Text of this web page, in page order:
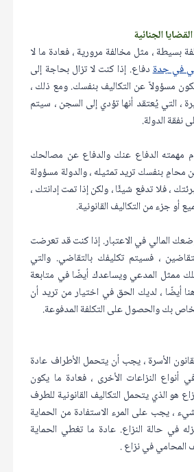
الجنائية
بسيطة ، مثل مخالفة مرورية ، فعادة ما لا
في جدةدفاع. إذا كنت لا تزال بحاجة إلى
مسؤولاً عن التكاليف بنفسك. ومع ذلك ،
، التي يُعتقد أنها تؤدي إلى السجن ، سيتم
الدولة.
مهمته الدفاع عنك والدفاع عن مصالحك
بنفسك تريد تمثيله ، والدولة مسؤولة
، فلا تدفع شيئًا ، ولكن إذا تمت إدانتك ،
جزء من التكاليف القانونية.
المالي في الاعتبار. إذا كنت قد تعرضت
، فسيتم تكليفك بالتقاضي. والتي
ممثل المدعي ويساعدك أيضًا في متابعة
أيضًا ، لديك الحق في اختيار من تريد أن
بك والحصول على التكلفة المدفوعة.
الأسرة ، يجب أن يتحمل الأطراف عادة
أنواع النزاعات الأخرى ، فعادة ما يكون
هو الذي يتحمل التكاليف القانونية للطرف
، يجب على المرء الاستفادة من الحماية
في حالة النزاع. عادة ما تغطي الحماية